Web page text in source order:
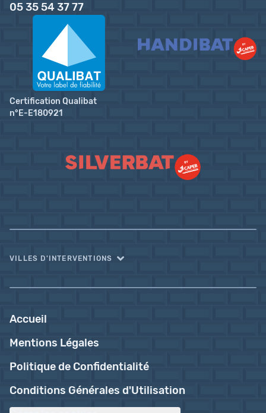
05 35 54 37 77
Certification Qualibat
n°E-E180921
VILLES D'INTERVENTIONS
Accueil
Mentions Légales
Politique de Confidentialité
Conditions Générales d'Utilisation